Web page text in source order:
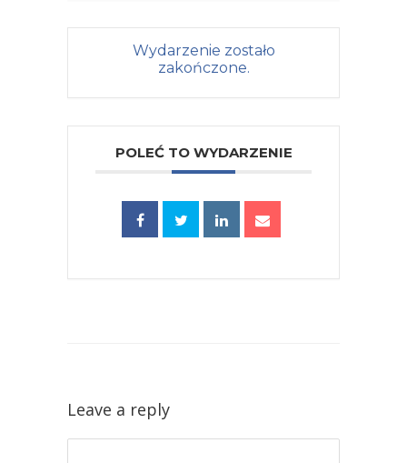
Wydarzenie zostało
zakończone.
POLEĆ TO WYDARZENIE
Leave a reply